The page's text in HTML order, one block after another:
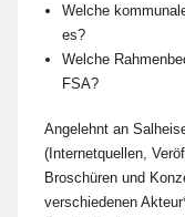
Welche
es?
Welche
FSA?
Angelehnt an
(Internetquellen,
Broschüren und
verschiedenen